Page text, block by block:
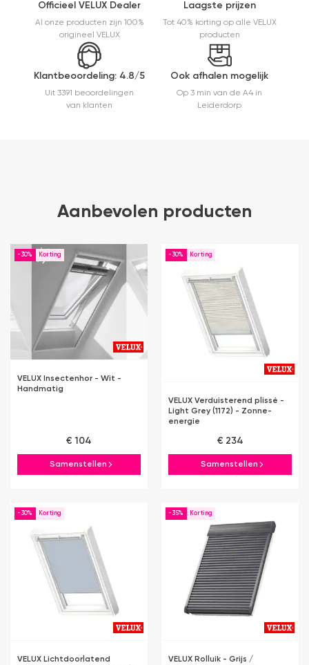
Officieel VELUX Dealer
Al onze producten zijn 100%
origineel VELUX
Laagste prijzen
Tot 40% korting op alle VELUX
producten
Klantbeoordeling: 4.8/5
Uit 3391 beoordelingen
van klanten
Ook afhalen mogelijk
Op 3 min van de A4 in
Leiderdorp
Aanbevolen producten
-30%
VELUX Insectenhor - Wit -
Handmatig
€ 104
Samenstellen
-30%
VELUX Verduisterend plissé -
Light Grey (1172) - Zonne-
energie
€ 234
Samenstellen
-30%
VELUX Lichtdoorlatend
-35%
VELUX Rolluik - Grijs /